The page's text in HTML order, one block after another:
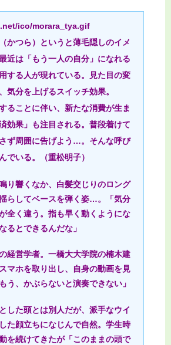
ico/morara_tya.gif
かつら）というと薄毛隠しのイメ
近は「もう一人の自分」になれる
する人が現れている。見た目の変
気分を上げるスイッチ効果。
ることに伴い、新たな消費が生ま
効果」も注目される。普段着けて
ず周囲に告げよう…。そんな呼び
でいる。（重松明子）
り響くなか、白髪交じりのロング
らしてベースを弾く姿…。「気分
全く違う。指も早く動くようにな
るとできるんだな」
経営学者。一橋大大学院の楠木建
マホを取り出し、自身の動画を見
う、かぶらないと演奏できない」
した頭とは別人だが、派手なウイ
た顔立ちになじんで自然。学生時
を続けてきたが「このままの頭で